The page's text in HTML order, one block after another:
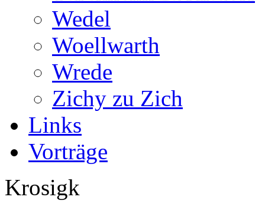
Wedel
Woellwarth
Wrede
Zichy zu Zich
Links
Vorträge
Krosigk